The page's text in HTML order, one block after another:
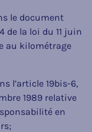
le document
de la loi du 11 juin
au kilométrage
l’article 19bis-6,
1989 relative
en